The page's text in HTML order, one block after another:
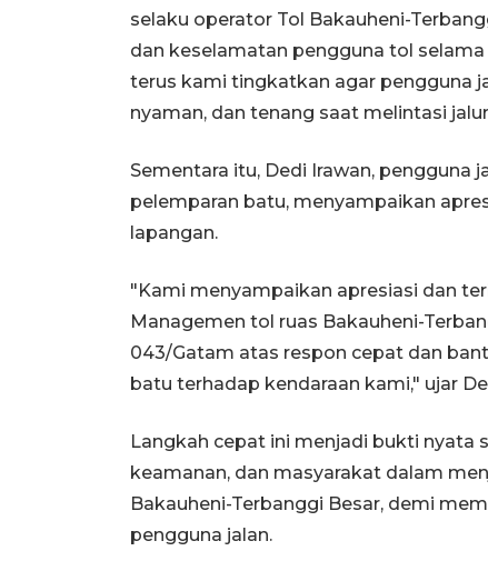
selaku operator Tol Bakauheni-
dan keselamatan pengguna tol
terus kami tingkatkan agar pengguna
nyaman, dan tenang saat melintasi
Sementara itu, Dedi Irawan, pengguna
pelemparan batu, menyampaikan
lapangan.
"Kami menyampaikan apresiasi dan
Managemen tol ruas Bakauheni-
043/Gatam atas respon cepat dan
batu terhadap kendaraan kami," ujar
Langkah cepat ini menjadi bukti nyata
keamanan, dan masyarakat dalam
Bakauheni-Terbanggi Besar, demi
pengguna jalan.